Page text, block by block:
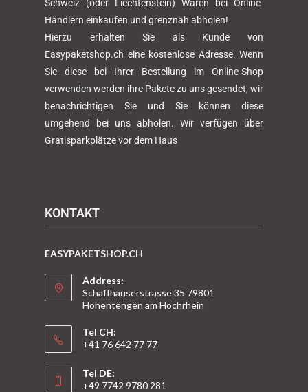
Schweiz (oder Liechtenstein) Waren bei Online-
Händlern einkaufen und grenznah abholen!
Hierzu erhalten Sie als Kunde von
Easypaketshop.ch eine kostenlose Adresse. Wenn
Sie diese bei Ihrer Bestellung im Online-Shop
verwenden werden ihre Pakete zu uns gesendet, wir
benachrichtigen Sie und Sie können diese
umgehend bei uns abholen. Wir verfügen über
Gratisparkplätze vor dem Haus
KONTAKT
EASYPAKETSHOP.CH
Address:
Schaffhauserstrasse 35 79801
Hohentengen am Hochrhein
Tel CH:
+41 76 642 77 77
Tel DE:
+49 7742 9780 281